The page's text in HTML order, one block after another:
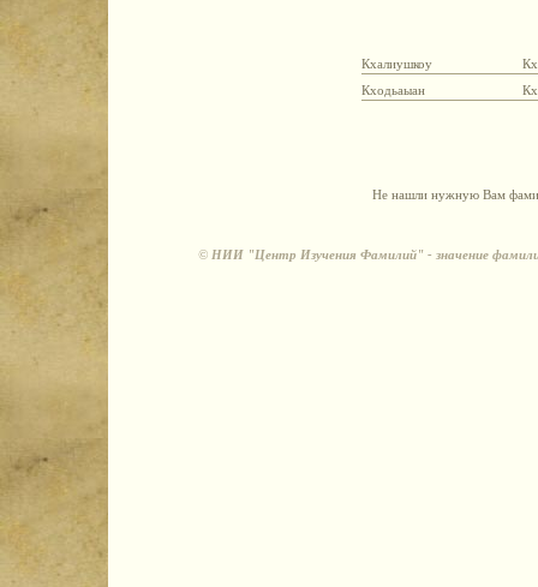
Кхалиушкоу
Кходьаыан
Не нашли нужную Вам
© НИИ "Центр Изучения Фамилий" - значение